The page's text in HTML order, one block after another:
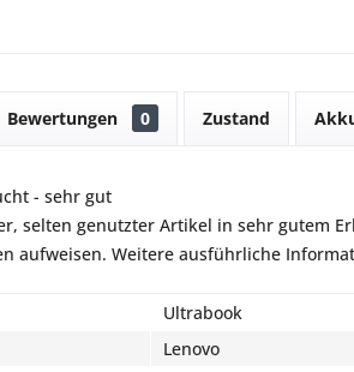
Bewertungen 0 Zustand
- sehr gut
selten genutzter Artikel in sehr gutem
aufweisen. Weitere ausführliche
Ultrabook
Lenovo